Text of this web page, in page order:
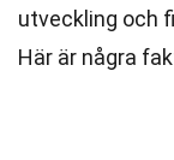
utveckling och
Här är några